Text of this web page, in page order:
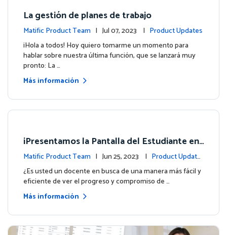
La gestión de planes de trabajo
Matific Product Team | Jul 07, 2023 | Product Updates
¡Hola a todos! Hoy quiero tomarme un momento para
hablar sobre nuestra última función, que se lanzará muy
pronto: La …
Más información
¡Presentamos la Pantalla del Estudiante en
su Panel de Control!
Matific Product Team | Jun 25, 2023 | Product Update
¿Es usted un docente en busca de una manera más fácil y
eficiente de ver el progreso y compromiso de …
Más información